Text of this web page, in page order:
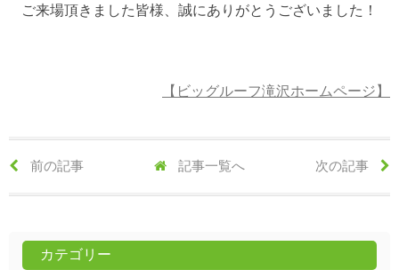
ご来場頂きました皆様、誠にありがとうございました！
【ビッグルーフ滝沢ホームページ】
前の記事 記事一覧へ 次の記事
カテゴリー